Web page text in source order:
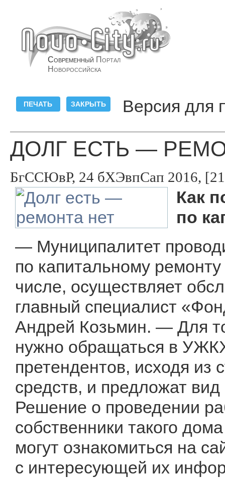
Современный Портал
Новороссийска
Версия для
ДОЛГ ЕСТЬ —
БгССЮвР, 24 бХЭвпСап 2016,
Как
по
— Муниципалитет
по капитальному
числе, осуществляет
главный специалист
Андрей Козьмин. — Для
нужно обращаться в
претендентов, исходя
средств, и предложат
Решение о проведении
собственники такого
могут ознакомиться на
с интересующей их